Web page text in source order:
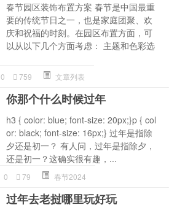
春节园区装饰布置方案 春节是中国最重
要的传统节日之一，也是家庭团聚、欢
庆和祝福的时刻。在园区布置方面，可
以从以下几个方面考虑： 主题和色彩选
0 759 文章列表
你那个什么时候过年
h3 { color: blue; font-size: 20px;}p { col
or: black; font-size: 16px;} 过年是指除
夕还是初一？ 有人问，过年是指除夕，
还是初一？这确实很有趣，...
0 79 春节2024
过年去老挝哪里玩好玩